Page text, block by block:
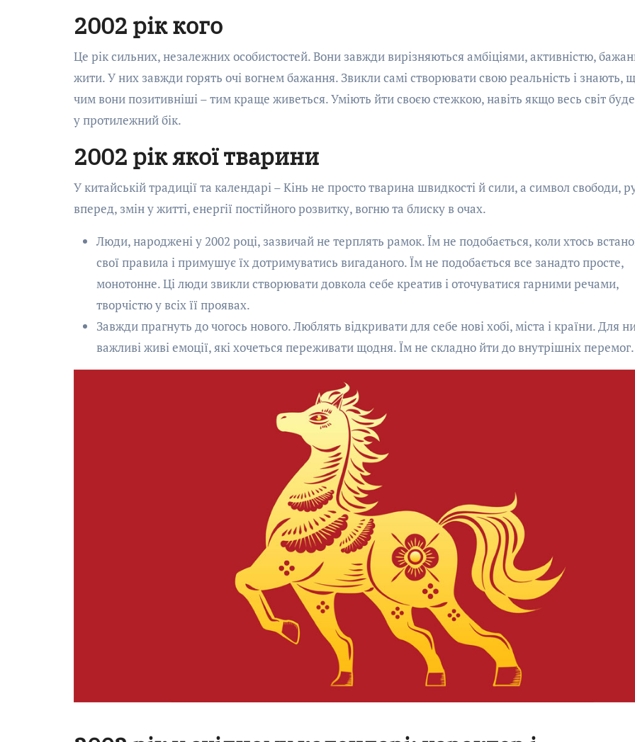
2002 рік кого
Це рік сильних, незалежних особистостей. Вони завжди вирізняються амбіціями, активністю,
жити. У них завжди горять очі вогнем бажання. Звикли самі створювати свою реальність і знають,
чим вони позитивніші – тим краще живеться. Уміють йти своєю стежкою, навіть якщо весь світ
у протилежний бік.
2002 рік якої тварини
У китайській традиції та календарі – Кінь не просто тварина швидкості й сили, а символ свободи,
вперед, змін у житті, енергії постійного розвитку, вогню та блиску в очах.
Люди, народжені у 2002 році, зазвичай не терплять рамок. Їм не подобається, коли хтось
свої правила і примушує їх дотримуватись вигаданого. Їм не подобається все занадто просте,
монотонне. Ці люди звикли створювати довкола себе креатив і оточуватися гарними речами,
творчістю у всіх її проявах.
Завжди прагнуть до чогось нового. Люблять відкривати для себе нові хобі, міста і країни. Для
важливі живі емоції, які хочеться переживати щодня. Їм не складно йти до внутрішніх перемог.